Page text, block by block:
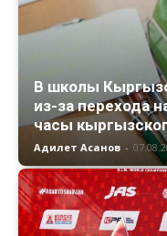
В школы
из-за перехода
часы
Адилет Асанов -